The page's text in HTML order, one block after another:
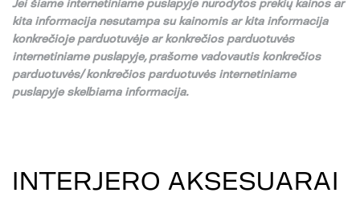
Jeišiame internetiniame puslapyje nurodytos prekiųkainos ar
kita informacija nesutampa sukainomis ar kita informacija
konkrečioje parduotuvėje ar konkrečios parduotuvės
internetiniame puslapyje,prašome vadovautis konkrečios
parduotuvės/ konkrečios parduotuvės internetiniame
puslapyje skelbiama informacija.
INTERJERO AKSESUARAI